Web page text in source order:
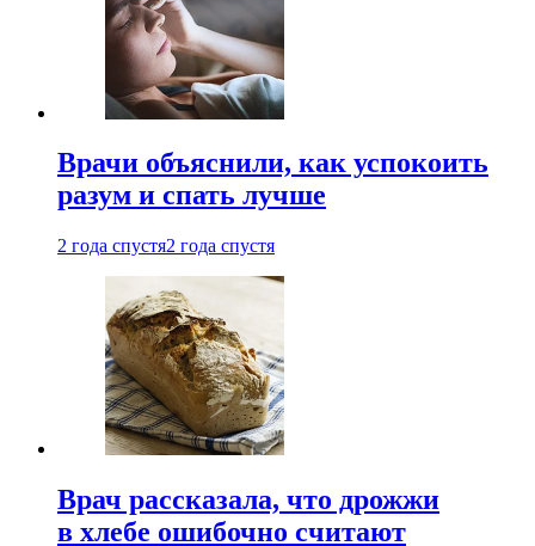
Врачи объяснили, как успокоить
разум и спать лучше
2 года спустя2 года спустя
Врач рассказала, что дрожжи
в хлебе ошибочно считают